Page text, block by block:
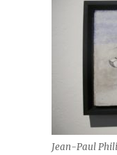
Jean-Paul